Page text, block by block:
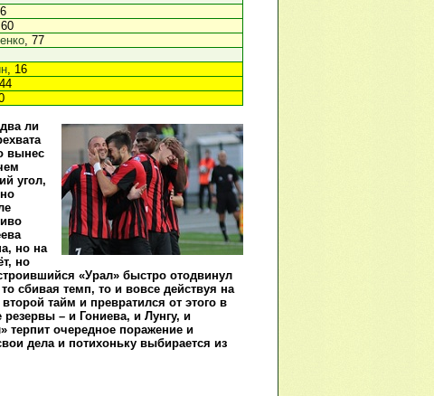
, 77
, 16
ли
вынес
угол,
но на
но
«Урал» быстро отодвинул
сбивая темп, то и вовсе действуя на
тайм и превратился от этого в
– и Гониева, и Лунгу, и
терпит очередное поражение и
дела и потихоньку выбирается из